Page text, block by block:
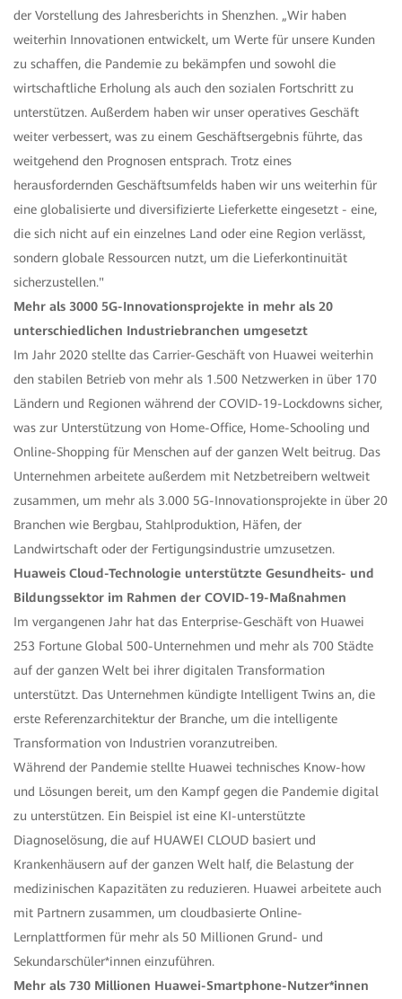
der Vorstellung des Jahresberichts in Shenzhen. „Wir haben
weiterhin Innovationen entwickelt, um Werte für unsere Kunden
zu schaffen, die Pandemie zu bekämpfen und sowohl die
wirtschaftliche Erholung als auch den sozialen Fortschritt zu
unterstützen. Außerdem haben wir unser operatives Geschäft
weiter verbessert, was zu einem Geschäftsergebnis führte, das
weitgehend den Prognosen entsprach. Trotz eines
herausfordernden Geschäftsumfelds haben wir uns weiterhin für
eine globalisierte und diversifizierte Lieferkette eingesetzt - eine,
die sich nicht auf ein einzelnes Land oder eine Region verlässt,
sondern globale Ressourcen nutzt, um die Lieferkontinuität
sicherzustellen."
Mehr als 3000 5G-Innovationsprojekte in mehr als 20
unterschiedlichen Industriebranchen umgesetzt
Im Jahr 2020 stellte das Carrier-Geschäft von Huawei weiterhin
den stabilen Betrieb von mehr als 1.500 Netzwerken in über 170
Ländern und Regionen während der COVID-19-Lockdowns sicher,
was zur Unterstützung von Home-Office, Home-Schooling und
Online-Shopping für Menschen auf der ganzen Welt beitrug. Das
Unternehmen arbeitete außerdem mit Netzbetreibern weltweit
zusammen, um mehr als 3.000 5G-Innovationsprojekte in über 20
Branchen wie Bergbau, Stahlproduktion, Häfen, der
Landwirtschaft oder der Fertigungsindustrie umzusetzen.
Huaweis Cloud-Technologie unterstützte Gesundheits- und
Bildungssektor im Rahmen der COVID-19-Maßnahmen
Im vergangenen Jahr hat das Enterprise-Geschäft von Huawei
253 Fortune Global 500-Unternehmen und mehr als 700 Städte
auf der ganzen Welt bei ihrer digitalen Transformation
unterstützt. Das Unternehmen kündigte Intelligent Twins an, die
erste Referenzarchitektur der Branche, um die intelligente
Transformation von Industrien voranzutreiben.
Während der Pandemie stellte Huawei technisches Know-how
und Lösungen bereit, um den Kampf gegen die Pandemie digital
zu unterstützen. Ein Beispiel ist eine KI-unterstützte
Diagnoselösung, die auf HUAWEI CLOUD basiert und
Krankenhäusern auf der ganzen Welt half, die Belastung der
medizinischen Kapazitäten zu reduzieren. Huawei arbeitete auch
mit Partnern zusammen, um cloudbasierte Online-
Lernplattformen für mehr als 50 Millionen Grund- und
Sekundarschüler*innen einzuführen.
Mehr als 730 Millionen Huawei-Smartphone-Nutzer*innen